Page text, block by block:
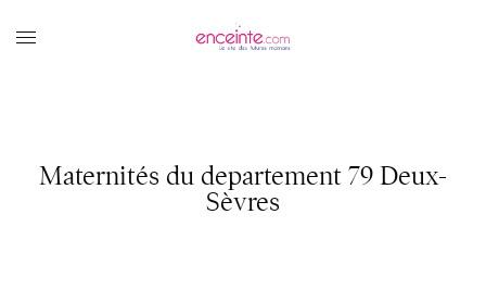
Maternités du departement 79 Deux-
Sèvres